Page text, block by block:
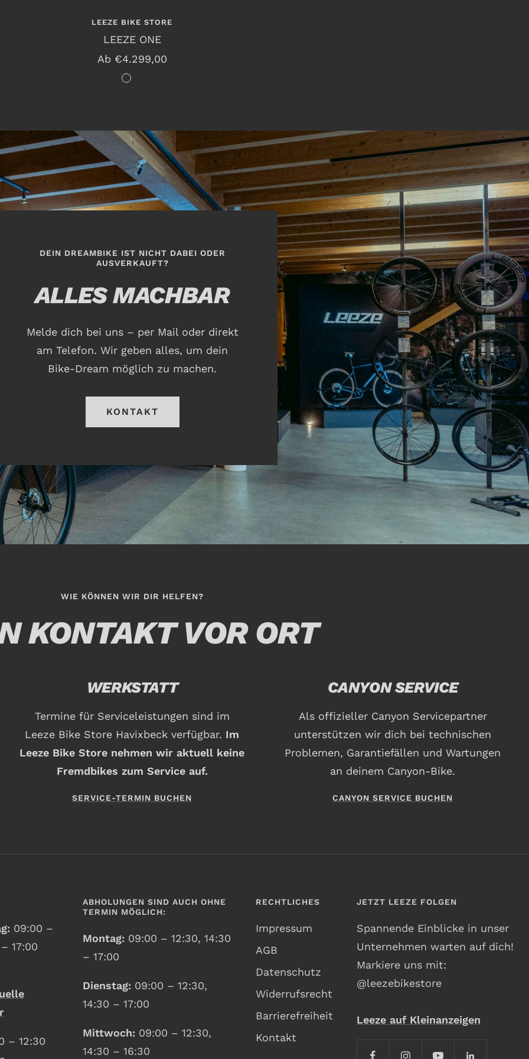
LEEZE BIKE STORE
LEEZE ONE
Angebotspreis
Ab €4.299,00
M
e
r
t
G
r
e
y
e
r
n
R
d
DEIN DREAMBIKE IST NICHT DABEI ODER
AUSVERKAUFT?
ALLES MACHBAR
Melde dich bei uns – per Mail oder direkt
am Telefon. Wir geben alles, um dein
Bike-Dream möglich zu machen.
KONTAKT
WIE KÖNNEN WIR DIR HELFEN?
KONTAKT VOR ORT
WERKSTATT
Termine für Serviceleistungen sind im
Leeze Bike Store Havixbeck verfügbar. Im
Leeze Bike Store nehmen wir aktuell keine
Fremdbikes zum Service auf.
SERVICE-TERMIN BUCHEN
CANYON SERVICE
Als offizieller Canyon Servicepartner
unterstützen wir dich bei technischen
Problemen, Garantiefällen und Wartungen
an deinem Canyon-Bike.
CANYON SERVICE BUCHEN
09:00 –
17:00
– 12:30
ABHOLUNGEN SIND AUCH OHNE
TERMIN MÖGLICH:
Montag: 09:00 – 12:30, 14:30
– 17:00
Dienstag: 09:00 – 12:30,
14:30 – 17:00
Mittwoch: 09:00 – 12:30,
14:30 – 16:30
RECHTLICHES
Impressum
AGB
Datenschutz
Widerrufsrecht
Barrierefreiheit
Kontakt
JETZT LEEZE FOLGEN
Spannende Einblicke in unser
Unternehmen warten auf dich!
Markiere uns mit:
@leezebikestore
Leeze auf Kleinanzeigen